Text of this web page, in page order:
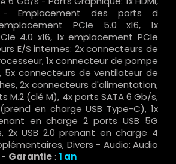
- Emplacement des ports d
PCIe 5.0 x16, 1x
4.0 x16, 1x emplacement PCIe
E/S internes: 2x connecteurs de
1x connecteur de pompe
5x connecteurs de ventilateur de
2x connecteurs d'alimentation,
M.2 (clé M), 4x ports SATA 6 Gb/s,
en charge USB Type-C), 1x
en charge 2 ports USB 5G
2x USB 2.0 prenant en charge 4
Divers - Audio: Audio
- Garantie: 1 an